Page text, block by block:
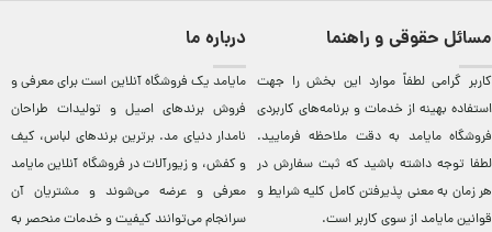
مسائل حقوقی و راهنما
کاربر گرامی لطفاً موارد این بخش را جهت
استفاده بهینه از خدمات و برنامه‌‏های کاربردی
فروشگاه مایامد به دقت ملاحظه فرمایید.
لطفا توجه داشته باشید که ثبت سفارش در
هر زمان به معنی پذیرفتن کامل کلیهشرایط و
قوانین مایامداز سوی کاربر است.
درباره ما
مایامد يک فروشگاه آنلاين است برای معرفی و
فروش برندهای اصيل و توليدات طراحان
نامدار دنيای مد. برترين‌ برندهای لباس، کيف
و کفش، و زيورآلات در فروشگاه آنلاين مایامد
معرفی و عرضه می‌شوند و مشتريان آن
سرانجام می‌توانند کيفيت و خدمات منحصر به